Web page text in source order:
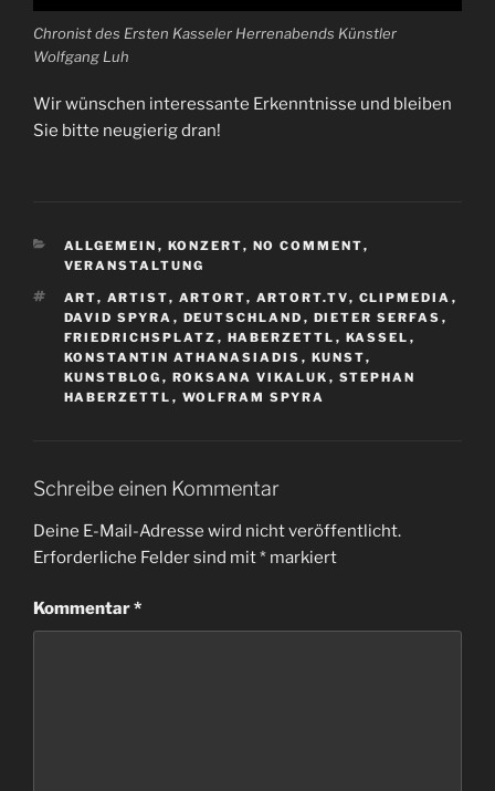
Chronist des Ersten Kasseler Herrenabends Künstler
Wolfgang Luh
Wir wünschen interessante Erkenntnisse und bleiben
Sie bitte neugierig dran!
KATEGORIEN
ALLGEMEIN , KONZERT, NO COMMENT,
VERANSTALTUNG
SCHLAGWÖRTER
ART, ARTIST, ARTORT, ARTORT.TV, CLIPMEDIA ,
DAVID SPYRA , DEUTSCHLAND , DIETER SERFAS ,
FRIEDRICHSPLATZ , HABERZETTL , KASSEL ,
KONSTANTIN ATHANASIADIS , KUNST,
KUNSTBLOG , ROKSANA VIKALUK , STEPHAN
HABERZETTL , WOLFRAM SPYRA
Schreibe einen Kommentar
Deine E-Mail-Adresse wird nicht veröffentlicht.
Erforderliche Felder sind mit* markiert
Kommentar*